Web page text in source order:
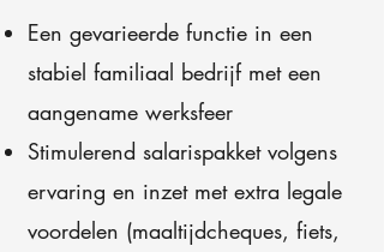
Een gevarieerde functie in een
stabiel familiaal bedrijf met een
aangename werksfeer
Stimulerend salarispakket volgens
ervaring en inzet met extra legale
voordelen (maaltijdcheques, fiets,